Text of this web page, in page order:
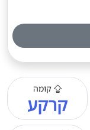
קומה
קרקע